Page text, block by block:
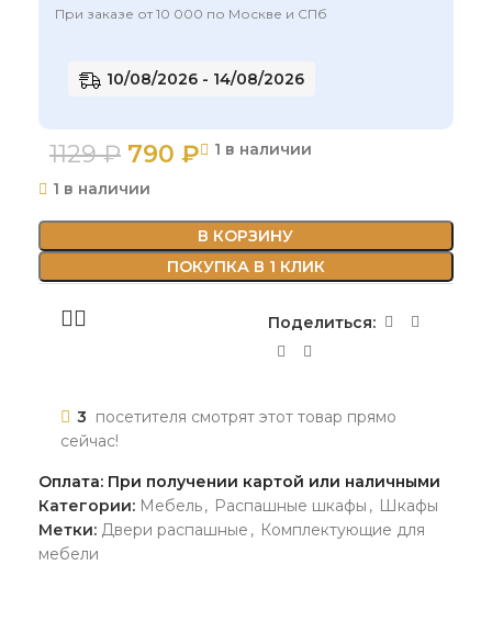
При заказе от 10 000 по Москве и СПб
10/08/2026 - 14/08/2026
1129₽ 790 ₽
1 в наличии
1 в наличии
В КОРЗИНУ
ПОКУПКА В 1 КЛИК
Поделиться:
3 посетителя смотрят этот товар прямо
сейчас!
Оплата: При получении картой или наличными
Категории: Мебель, Распашные шкафы , Шкафы
Метки: Двери распашные , Комплектующие для
мебели